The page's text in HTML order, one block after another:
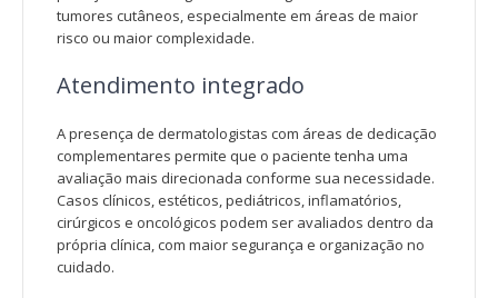
tumores cutâneos, especialmente em áreas de maior
risco ou maior complexidade.
Atendimento integrado
A presença de dermatologistas com áreas de dedicação
complementares permite que o paciente tenha uma
avaliação mais direcionada conforme sua necessidade.
Casos clínicos, estéticos, pediátricos, inflamatórios,
cirúrgicos e oncológicos podem ser avaliados dentro da
própria clínica, com maior segurança e organização no
cuidado.